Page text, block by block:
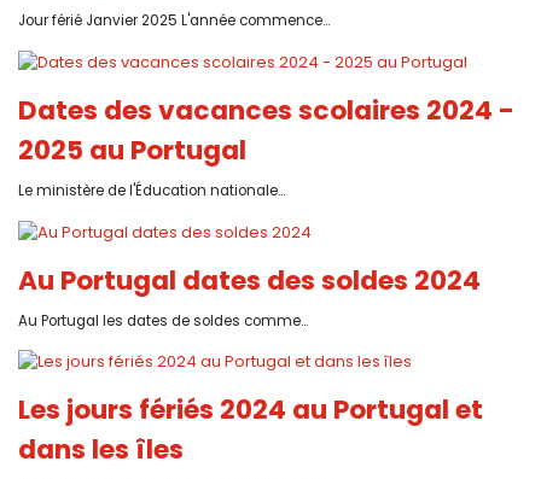
Jour férié Janvier 2025 L'année commence...
Dates des vacances scolaires 2024 -
2025 au Portugal
Le ministère de l'Éducation nationale...
Au Portugal dates des soldes 2024
Au Portugal les dates de soldes comme...
Les jours fériés 2024 au Portugal et
dans les îles